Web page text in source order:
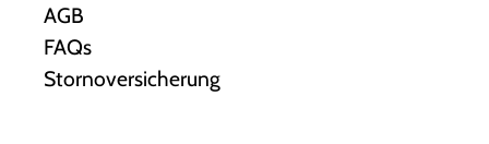
AGB
FAQs
Stornoversicherung